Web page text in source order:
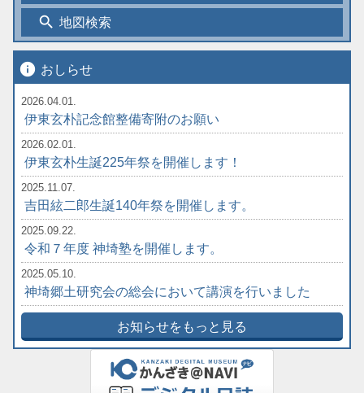
search 地図検索
info おしらせ
2026.04.01.
伊東玄朴記念館整備寄附のお願い
2026.02.01.
伊東玄朴生誕225年祭を開催します！
2025.11.07.
吉田絃二郎生誕140年祭を開催します。
2025.09.22.
令和７年度 神埼塾を開催します。
2025.05.10.
神埼郷土研究会の総会において講演を行いました
お知らせをもっと見る